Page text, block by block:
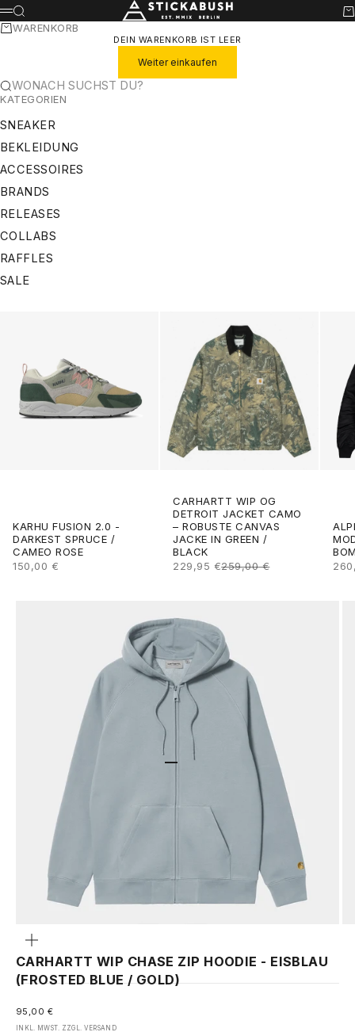
ZUM INHALT SPRINGEN STICKABUSH
MENÜ
SUCHE
WARENKORB
DEIN WARENKORB IST LEER
Weiter einkaufen
WONACH SUCHST DU?
KATEGORIEN
SNEAKER
BEKLEIDUNG
ACCESSOIRES
BRANDS
RELEASES
COLLABS
RAFFLES
SALE
KARHU FUSION 2.0 -
DARKEST SPRUCE /
CAMEO ROSE
ANGEBOT
150,00 €
CARHARTT WIP OG
DETROIT JACKET CAMO
– ROBUSTE CANVAS
JACKE IN GREEN /
BLACK
ANGEBOT
229,95 €REGULÄRER PREIS
259,00 €
GEHE ZU ELEMENT 1
GEHE ZU ELEMENT 2
GEHE ZU ELEMENT 3
CARHARTT WIP CHASE ZIP HOODIE - EISBLAU
(FROSTED BLUE / GOLD)
ANGEBOT
95,00 €
INKL. MWST. ZZGL. VERSAND